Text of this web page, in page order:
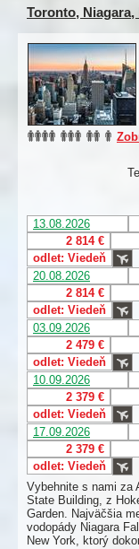
Toronto, Niagara,
13.08.2026
2 814 €
odlet: Viedeň
20.08.2026
2 814 €
odlet: Viedeň
03.09.2026
2 479 €
odlet: Viedeň
10.09.2026
2 379 €
odlet: Viedeň
17.09.2026
2 379 €
odlet: Viedeň
Vybehnite s nami za
State Building, z
Garden. Najväčšia
vodopády Niagara
New York, ktorý